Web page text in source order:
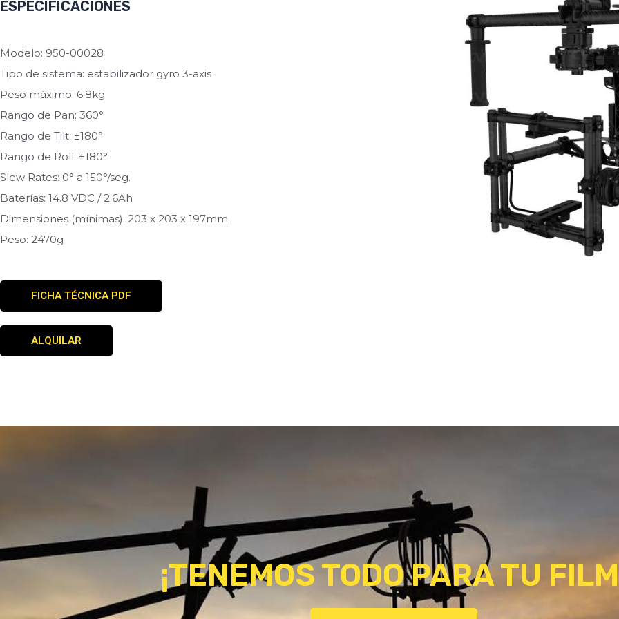
ESPECIFICACIONES
Modelo: 950-00028
Tipo de sistema: estabilizador gyro 3-axis
Peso máximo: 6.8kg
Rango de Pan: 360°
Rango de Tilt: ±180°
Rango de Roll: ±180°
Slew Rates: 0° a 150°/seg.
Baterías: 14.8 VDC / 2.6Ah
Dimensiones (mínimas): 203 x 203 x 197mm
Peso: 2470g
FICHA TÉCNICA PDF
ALQUILAR
¡TENEMOS TODO PARA TU